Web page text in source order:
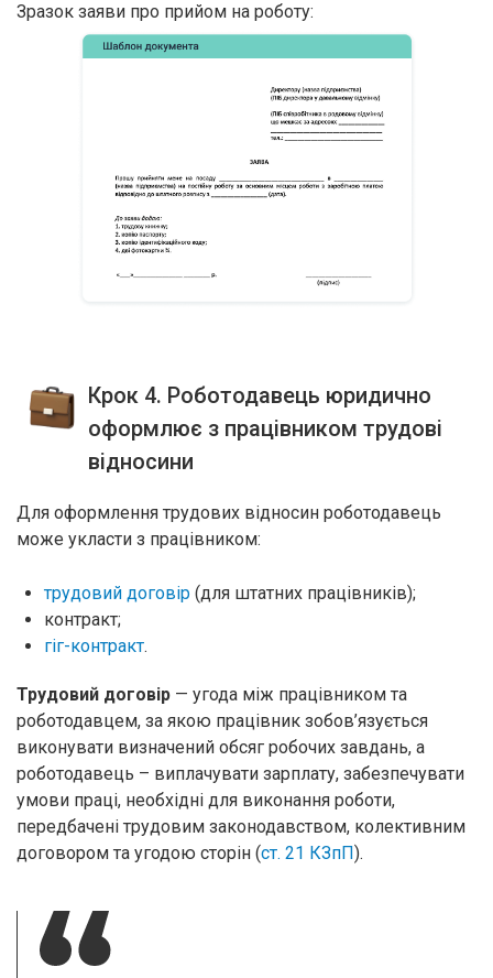
Зразок заяви про прийом на роботу:
Крок 4. Роботодавець юридично
оформлює з працівником трудові
відносини
Для оформлення трудових відносин роботодавець
може укласти з працівником:
трудовий договір (для штатних працівників);
контракт;
гіг-контракт.
Трудовий договір — угода між працівником та
роботодавцем, за якою працівник зобов’язується
виконувати визначений обсяг робочих завдань, а
роботодавець – виплачувати зарплату, забезпечувати
умови праці, необхідні для виконання роботи,
передбачені трудовим законодавством, колективним
договором та угодою сторін (ст. 21 КЗпП).